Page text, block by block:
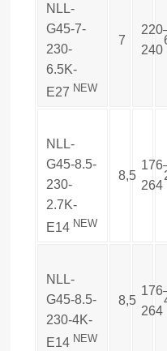
NLL-
G45-7-
230-
6.5K-
E27 NEW
7
240
NLL-
G45-8.5-
230-
2.7K-
E14 NEW
8,5
264
NLL-
G45-8.5-
230-4K-
E14 NEW
8,5
264